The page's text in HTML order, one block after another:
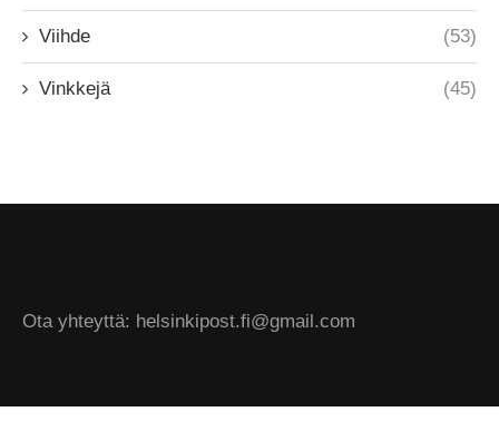
Viihde (53)
Vinkkejä (45)
Ota yhteyttä: helsinkipost.fi@gmail.com